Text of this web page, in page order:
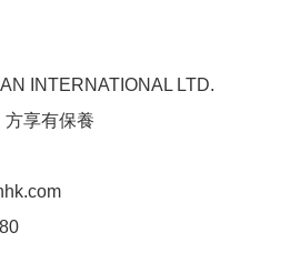
INTERNATIONAL LTD.
享有保養